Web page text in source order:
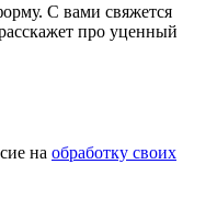
С вами свяжется
про уценный
на обработку своих